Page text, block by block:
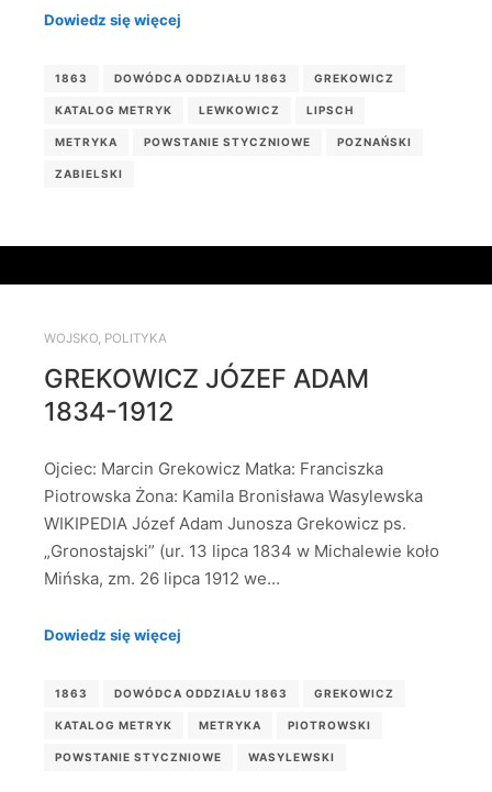
Dowiedz się więcej
1863 DOWÓDCA ODDZIAŁU 1863 GREKOWICZ
KATALOG METRYK LEWKOWICZ LIPSCH
METRYKA POWSTANIE STYCZNIOWE POZNAŃSKI
ZABIELSKI
WOJSKO, POLITYKA
GREKOWICZ JÓZEF ADAM
1834-1912
Ojciec: Marcin Grekowicz Matka: Franciszka
Piotrowska Żona: Kamila Bronisława Wasylewska
WIKIPEDIA Józef Adam Junosza Grekowicz ps.
„Gronostajski” (ur. 13 lipca 1834 w Michalewie koło
Mińska, zm. 26 lipca 1912 we…
Dowiedz się więcej
1863 DOWÓDCA ODDZIAŁU 1863 GREKOWICZ
KATALOG METRYK METRYKA PIOTROWSKI
POWSTANIE STYCZNIOWE WASYLEWSKI